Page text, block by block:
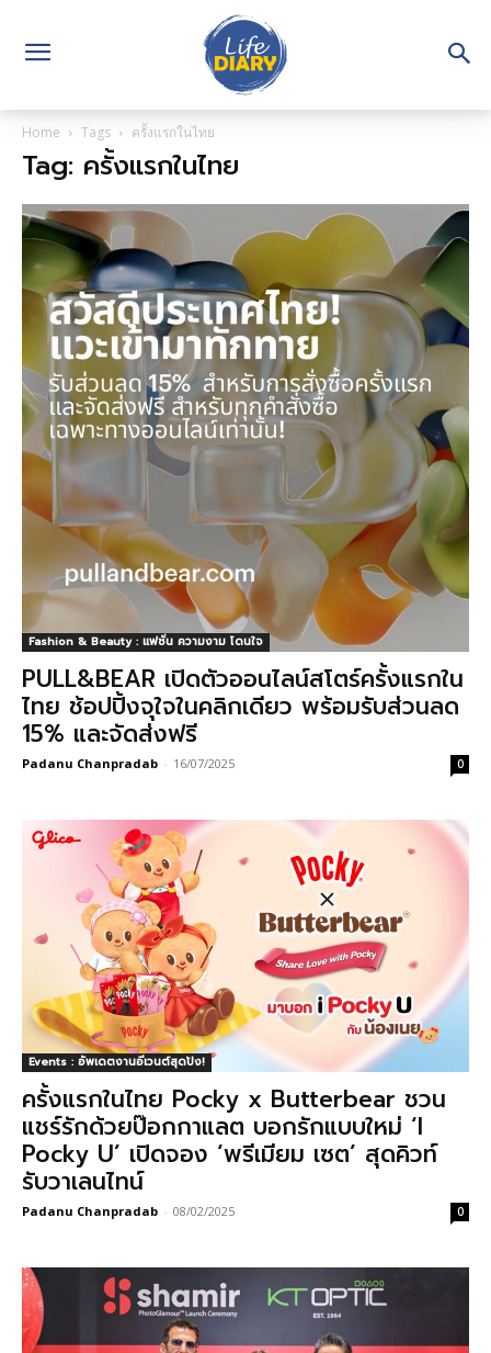
Home Tags ครั้งแรกในไทย
Tag: ครั้งแรกในไทย
Fashion & Beauty : แฟชั่น ความงาม โดนใจ
PULL&BEAR เปิดตัวออนไลน์สโตร์ครั้งแรกใน
ไทย ช้อปปิ้งจุใจในคลิกเดียว พร้อมรับส่วนลด
15% และจัดส่งฟรี
Padanu Chanpradab - 16/07/2025 0
Events : อัพเดตงานอีเวนต์สุดปัง!
ครั้งแรกในไทย Pocky x Butterbear ชวน
แชร์รักด้วยป๊อกกาแลต บอกรักแบบใหม่ ‘I
Pocky U’ เปิดจอง ‘พรีเมียม เซต’ สุดคิวท์
รับวาเลนไทน์
Padanu Chanpradab - 08/02/2025 0